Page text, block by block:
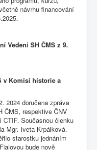
návrhu financování
Vedení SH ČMS z 9.
v Komisi historie a
2024 doručena zpráva
ČMS, respektive ČNV
Současnou členku
Mgr. Iveta Krpálková.
starostku jednáním
bude nově